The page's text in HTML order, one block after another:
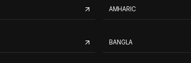
AMHARIC
BANGLA